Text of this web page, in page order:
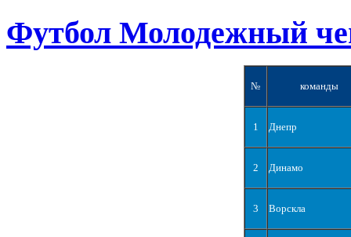
Футбол Молодежный
№ команды
1 Днепр
2 Динамо
3 Ворскла